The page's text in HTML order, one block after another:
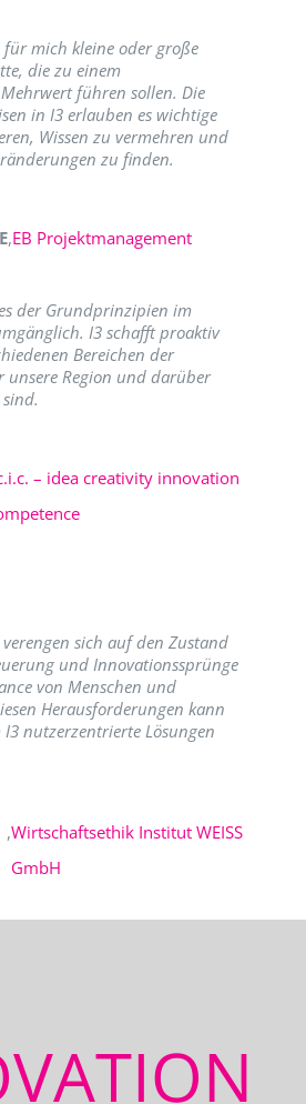
mich kleine oder große
die zu einem
führen sollen. Die
in I3 erlauben es wichtige
Wissen zu vermehren und
zu finden.
,EB Projektmanagement
der Grundprinzipien im
I3 schafft proaktiv
Bereichen der
Region und darüber
– idea creativity innovation
sich auf den Zustand
und Innovationssprünge
von Menschen und
Herausforderungen kann
nutzerzentrierte Lösungen
,Wirtschaftsethik Institut WEISS
GmbH